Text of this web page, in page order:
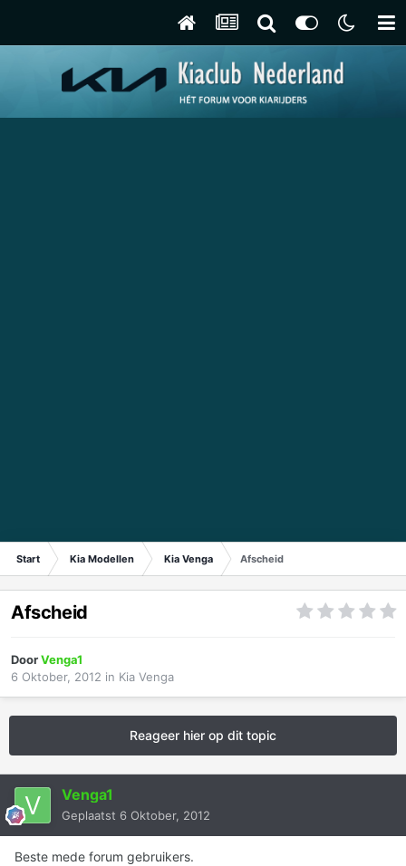
Start Kia Modellen Kia Venga Afscheid
Afscheid
DoorVenga1
6 Oktober, 2012 in Kia Venga
Reageer hier op dit topic
Venga1
Geplaatst 6 Oktober, 2012
Beste mede forum gebruikers.